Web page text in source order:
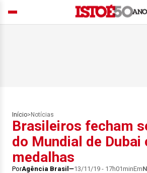
Início> Notícias
Brasileiros fecham
do Mundial de
medalhas
PorAgência Brasil 13/11/19 - 17h01minEm